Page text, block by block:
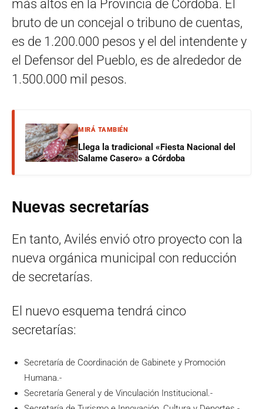
más altos en la Provincia de Córdoba. El
bruto de un concejal o tribuno de cuentas,
es de 1.200.000 pesos y el del intendente y
el Defensor del Pueblo, es de alrededor de
1.500.000 mil pesos.
MIRÁ TAMBIÉN
Llega la tradicional «Fiesta Nacional del
Salame Casero» a Córdoba
Nuevas secretarías
En tanto, Avilés envió otro proyecto con la
nueva orgánica municipal con reducción
de secretarías.
El nuevo esquema tendrá cinco
secretarías:
Secretaría de Coordinación de Gabinete y Promoción
Humana.-
Secretaría General y de Vinculación Institucional.-